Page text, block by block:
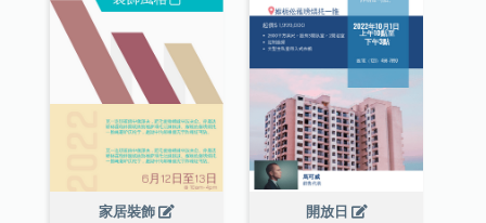
家居裝飾 開放日